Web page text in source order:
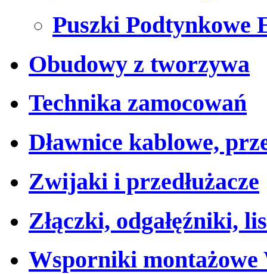
Puszki Podtynkowe
Obudowy z tworzywa
Technika zamocowań
Dławnice kablowe,
Zwijaki i przedłużacze
Złączki, odgałęźniki,
Wsporniki